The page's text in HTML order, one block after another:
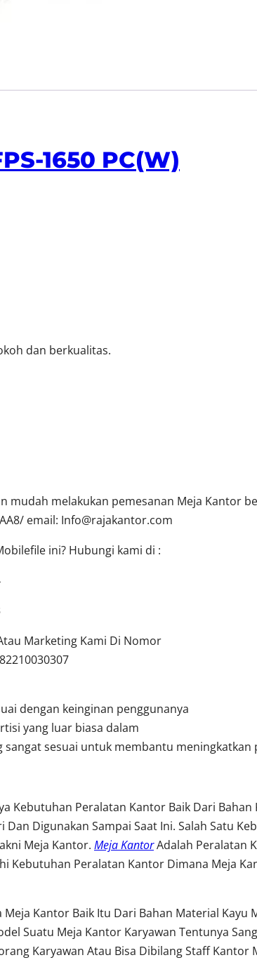
1650 PC(W)
dan berkualitas.
melakukan pemesanan Meja Kantor
email: Info@rajakantor.com
ini? Hubungi kami di :
Marketing Kami Di Nomor
dengan keinginan penggunanya
yang luar biasa dalam
sangat sesuai untuk membantu
Kebutuhan Peralatan Kantor Baik Dari
Digunakan Sampai Saat Ini. Salah Satu
Meja Kantor. Meja KantorAdalah Peralatan
Kebutuhan Peralatan Kantor Dimana Meja
Kantor Baik Itu Dari Bahan Material Kayu
Suatu Meja Kantor Karyawan Tentunya
Karyawan Atau Bisa Dibilang Staff